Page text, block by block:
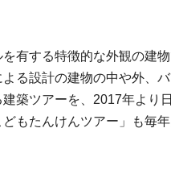
有する特徴的な外観の建
る設計の建物の中や外、
築ツアーを、2017年より
もたんけんツアー」も毎